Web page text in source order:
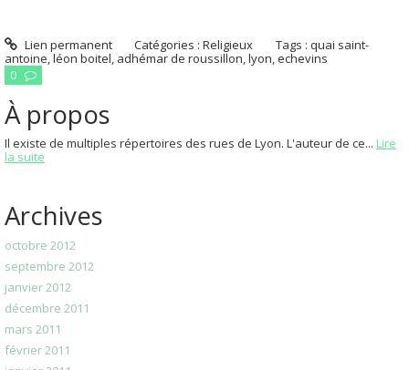
Lien permanent Catégories :Religieux Tags :quai saint-
antoine,léon boitel, adhémar de roussillon,lyon,echevins
0
À propos
Il existe de multiples répertoires des rues de Lyon. L'auteur de ce... Lire
la suite
Archives
octobre 2012
septembre 2012
janvier 2012
décembre 2011
mars 2011
février 2011